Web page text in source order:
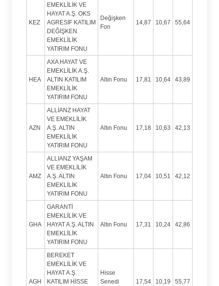
KEZ
EMEKLİLİK VE
HAYAT A.Ş. OKS
AGRESİF KATILIM
DEĞİŞKEN
EMEKLİLİK
YATIRIM FONU
Değişken
Fon
14,87 10,67 55,64
HEA
AXA HAYAT VE
EMEKLİLİK A.Ş.
ALTIN KATILIM
EMEKLİLİK
YATIRIM FONU
Altın Fonu 17,81 10,64 43,89
AZN
ALLİANZ HAYAT
VE EMEKLİLİK
A.Ş. ALTIN
EMEKLİLİK
YATIRIM FONU
Altın Fonu 17,18 10,63 42,13
AMZ
ALLIANZ YAŞAM
VE EMEKLİLİK
A.Ş. ALTIN
EMEKLİLİK
YATIRIM FONU
Altın Fonu 17,04 10,51 42,12
GHA
GARANTİ
EMEKLİLİK VE
HAYAT A.Ş. ALTIN
EMEKLİLİK
YATIRIM FONU
Altın Fonu 17,31 10,24 42,86
AGH
BEREKET
EMEKLİLİK VE
HAYAT A.Ş.
KATILIM HİSSE
Hisse
Senedi
17,54 10,19 55,77